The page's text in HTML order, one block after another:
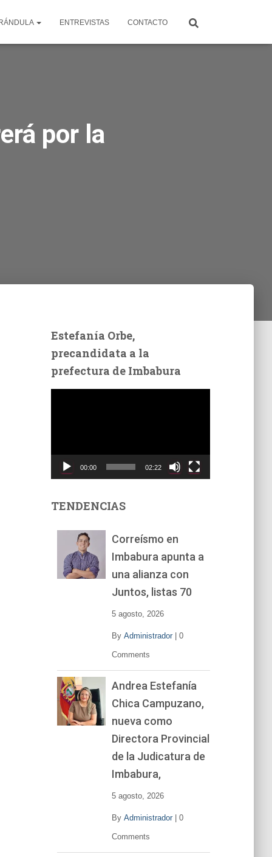
ENTREVISTAS CONTACTO
por la
Estefanía Orbe,
precandidata a la
prefectura de Imbabura
t
00:00 02:22
TENDENCIAS
Correísmo en
Imbabura apunta a
una alianza con
Juntos, listas 70
5 agosto, 2026
By Administrador| 0
Comments
Andrea Estefanía
Chica Campuzano,
nueva como
Directora Provincial
de la Judicatura de
Imbabura,
5 agosto, 2026
By Administrador| 0
Comments